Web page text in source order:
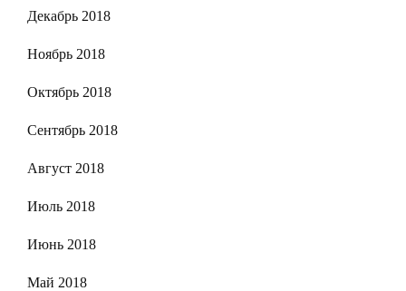
Декабрь 2018
Ноябрь 2018
Октябрь 2018
Сентябрь 2018
Август 2018
Июль 2018
Июнь 2018
Май 2018